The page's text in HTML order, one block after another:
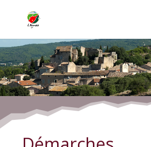
Démarches Administratives